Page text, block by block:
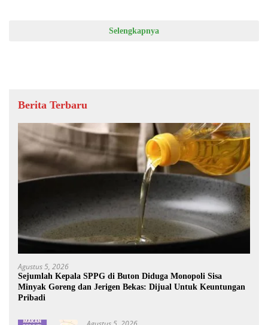
Selengkapnya
Berita Terbaru
Agustus 5, 2026
Sejumlah Kepala SPPG di Buton Diduga Monopoli Sisa
Minyak Goreng dan Jerigen Bekas: Dijual Untuk Keuntungan
Pribadi